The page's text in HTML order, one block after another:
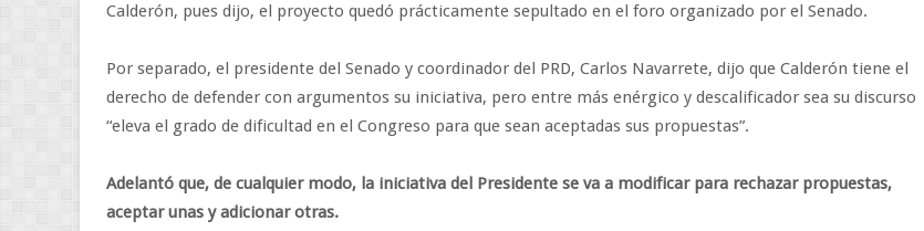
Calderón, pues dijo, el proyecto quedó prácticamente sepultado en el foro organizado por el Senado.
Por separado, el presidente del Senado y coordinador del PRD, Carlos Navarrete, dijo que Calderón tiene el
derecho de defender con argumentos su iniciativa, pero entre más enérgico y descalificador sea su discurso
“eleva el grado de dificultad en el Congreso para que sean aceptadas sus propuestas”.
Adelantó que, de cualquier modo, la iniciativa del Presidente se va a modificar para rechazar propuestas,
aceptar unas y adicionar otras.